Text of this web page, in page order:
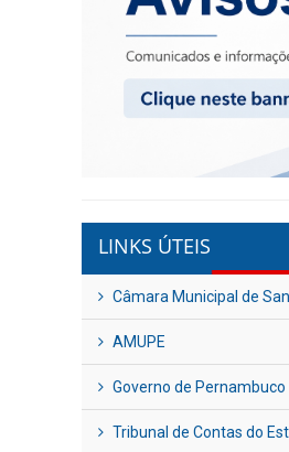
LINKS ÚTEIS
Câmara Municipal de
AMUPE
Governo de Pernambuco
Tribunal de Contas do